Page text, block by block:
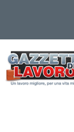
contenuto